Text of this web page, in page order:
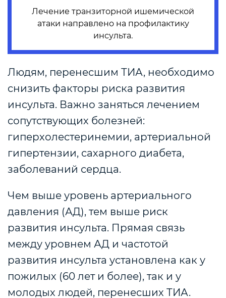
Лечение транзиторной ишемической
атаки направлено на профилактику
инсульта.
Людям, перенесшим ТИА, необходимо
снизить факторы риска развития
инсульта. Важно заняться лечением
сопутствующих болезней:
гиперхолестеринемии, артериальной
гипертензии, сахарного диабета,
заболеваний сердца.
Чем выше уровень артериального
давления (АД), тем выше риск
развития инсульта. Прямая связь
между уровнем АД и частотой
развития инсульта установлена как у
пожилых (60 лет и более), так и у
молодых людей, перенесших ТИА.